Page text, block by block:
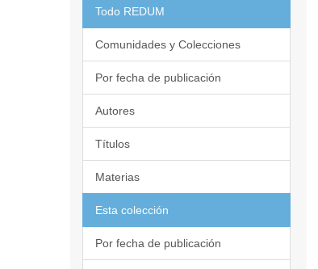
Todo REDUM
Comunidades y Colecciones
Por fecha de publicación
Autores
Títulos
Materias
Esta colección
Por fecha de publicación